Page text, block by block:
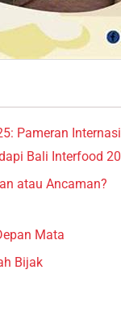
Pameran
Bali Interfood
atau Ancaman?
Mata
Bijak